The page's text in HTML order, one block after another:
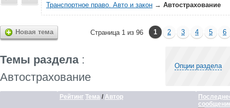
Транспортное право. Авто и закон → Автострахование
Новая тема Страница 1 из 96 1 2 3 4 5 6
Темы раздела:
Автострахование
Опции раздела
Рейтинг Тема / Автор